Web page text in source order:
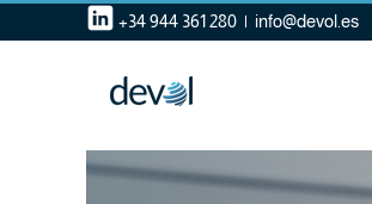
+34 944 361 280 | info@devol.es